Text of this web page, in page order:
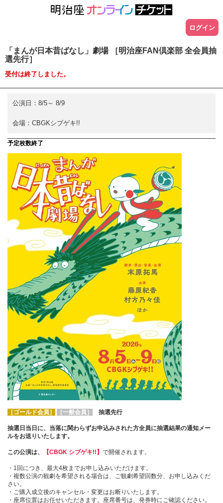
ログイン
「まんが日本昔ばなし」劇場 ［明治座FAN倶楽部 全会員抽
選先行］
受付は終了しました。
公演日： 8/5～ 8/9
会場： CBGKシブゲキ!!
予定枚数終了
［ゴールド会員］ ［一般会員］ 抽選先行
抽選日当日に、当落に関わらずお申込みされた方全員に抽選結果の通知メー
ルをお送りいたします。
この公演は、 【CBGK シブゲキ!!】 で開催されます。
・1回につき、最大4枚までお申し込みいただけます。
・複数公演の観劇を希望される場合は、ご観劇希望回数分、お申し込みくだ
さい。
・ご購入成立後のキャンセル・変更はお断りいたします。
・座席位置はお任せいただきます。座席番号は、発券時にご確認ください。